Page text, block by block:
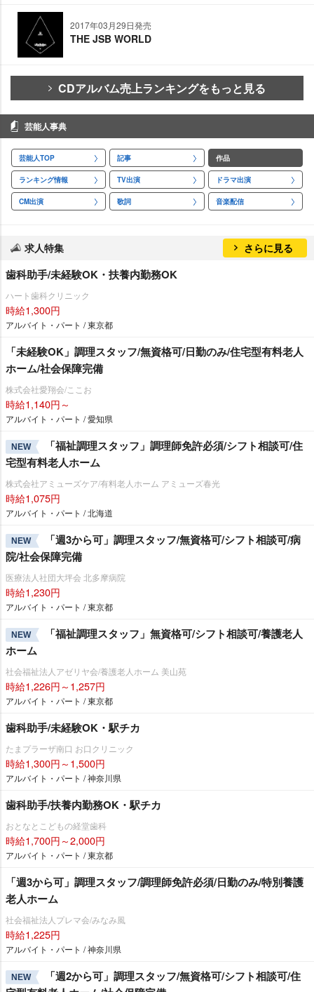
2017年03月29日発売
THE JSB WORLD
CDアルバム売上ランキングをもっと見る
芸能人事典
芸能人TOP 記事 作品
ランキング情報 TV出演 ドラマ出演
CM出演 歌詞 音楽配信
求人特集 さらに見る
歯科助手/未経験OK・扶養内勤務OK
ハート歯科クリニック
時給1,300円
アルバイト・パート / 東京都
「未経験OK」調理スタッフ/無資格可/日勤のみ/住宅型有料老人
ホーム/社会保障完備
株式会社愛翔会/ここお
時給1,140円～
アルバイト・パート / 愛知県
NEW
「福祉調理スタッフ」調理師免許必須/シフト相談可/住
宅型有料老人ホーム
株式会社アミューズケア/有料老人ホーム アミューズ春光
時給1,075円
アルバイト・パート / 北海道
NEW
「週3から可」調理スタッフ/無資格可/シフト相談可/病
院/社会保障完備
医療法人社団大坪会 北多摩病院
時給1,230円
アルバイト・パート / 東京都
NEW
「福祉調理スタッフ」無資格可/シフト相談可/養護老人
ホーム
社会福祉法人アゼリヤ会/養護老人ホーム 美山苑
時給1,226円～1,257円
アルバイト・パート / 東京都
歯科助手/未経験OK・駅チカ
たまプラーザ南口 お口クリニック
時給1,300円～1,500円
アルバイト・パート / 神奈川県
歯科助手/扶養内勤務OK・駅チカ
おとなとこどもの経堂歯科
時給1,700円～2,000円
アルバイト・パート / 東京都
「週3から可」調理スタッフ/調理師免許必須/日勤のみ/特別養護
老人ホーム
社会福祉法人プレマ会/みなみ風
時給1,225円
アルバイト・パート / 神奈川県
NEW
「週2から可」調理スタッフ/無資格可/シフト相談可/住